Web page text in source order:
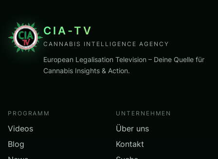
CIA-TV
CANNABIS INTELLIGENCE AGENCY
European Legalisation Television – Deine Quelle für
Cannabis Insights & Action.
PROGRAMM
Videos
Blog
UNTERNEHMEN
Über uns
Kontakt